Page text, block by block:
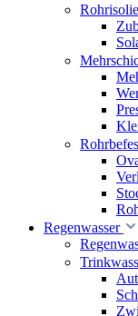
Regenwasser